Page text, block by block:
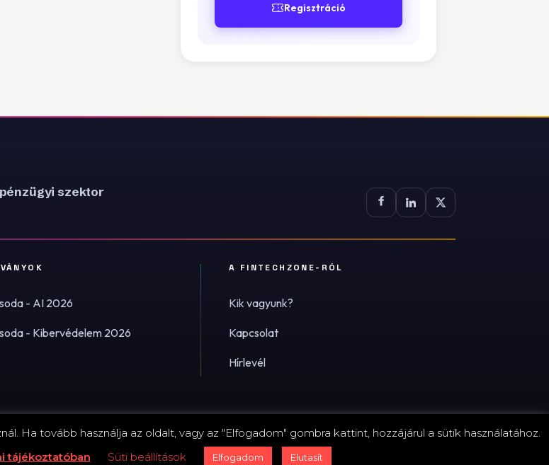
Regisztráció
szektor
- AI 2026
- Kibervédelem 2026
A FINTECHZONE-RÓL
Kik vagyunk?
Kapcsolat
Hírlevél
Impresszum · Adatvédelmi tájékoztató (PDF) Süti-beállítások
Ha tovább használja az oldalt, vagy az "Elfogadom" gombra kattint, hozzájárul a sütik használatához.
tájékoztatóban Süti beállítások Elfogadom Elutasít